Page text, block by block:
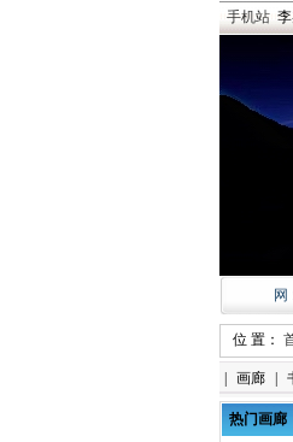
手机站李
位 置：
画廊
热门画廊